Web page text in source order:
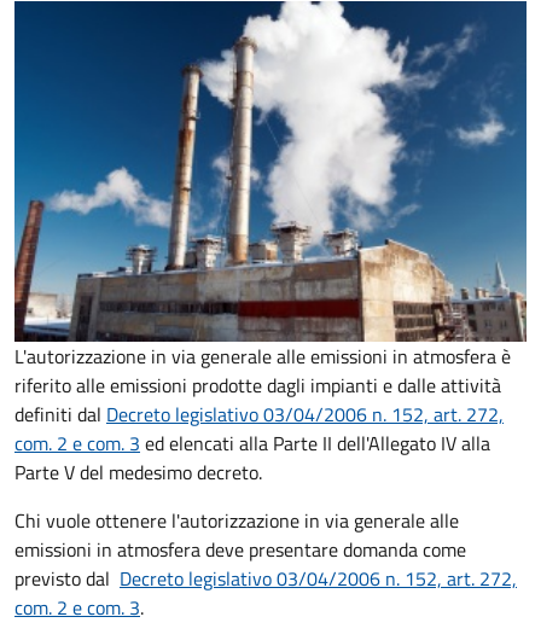
L'autorizzazione in via generale alle emissioni in atmosfera è
riferito alle emissioni prodotte dagli impianti e dalle attività
definiti dal Decreto legislativo 03/04/2006 n. 152, art. 272,
com. 2 e com. 3 ed elencati alla Parte II dell'Allegato IV alla
Parte V del medesimo decreto.
Chi vuole ottenere l'autorizzazione in via generale alle
emissioni in atmosfera deve presentare domanda come
previsto dal Decreto legislativo 03/04/2006 n. 152, art. 272,
com. 2 e com. 3.